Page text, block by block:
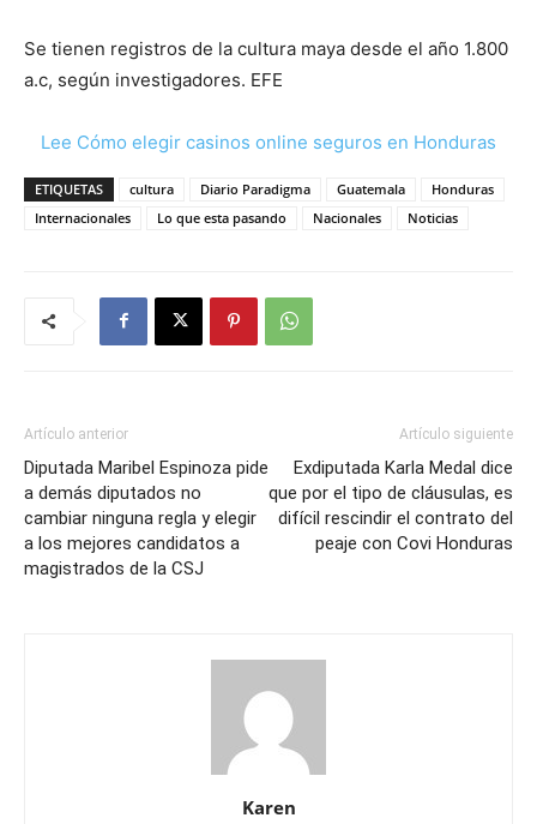
Se tienen registros de la cultura maya desde el año 1.800
a.c, según investigadores. EFE
Lee Cómo elegir casinos online seguros en Honduras
ETIQUETAS cultura Diario Paradigma Guatemala
Honduras
Internacionales
Lo que esta pasando Nacionales Noticias
Artículo anterior
Diputada Maribel Espinoza pide
a demás diputados no
cambiar ninguna regla y elegir
a los mejores candidatos a
magistrados de la CSJ
Artículo siguiente
Exdiputada Karla Medal dice
que por el tipo de cláusulas, es
difícil rescindir el contrato del
peaje con Covi Honduras
Karen